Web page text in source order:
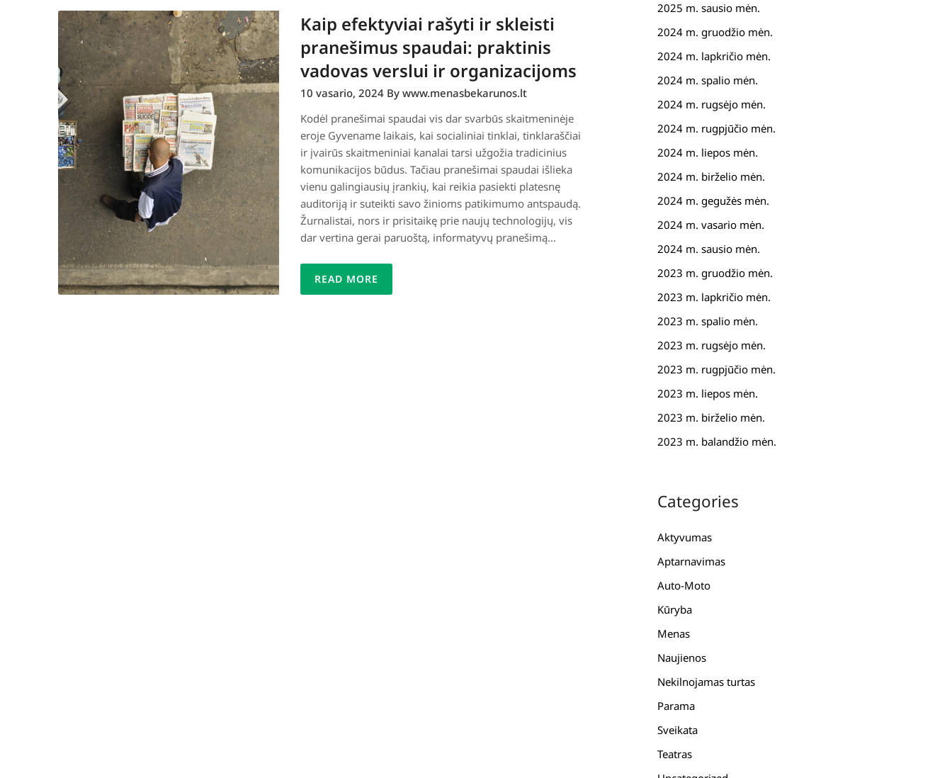
Kaip efektyviai rašyti ir skleisti
pranešimus spaudai: praktinis
vadovas verslui ir organizacijoms
10 vasario, 2024 By www.menasbekarunos.lt
Kodėl pranešimai spaudai vis dar svarbūs skaitmeninėje
eroje Gyvename laikais, kai socialiniai tinklai, tinklaraščiai
ir įvairūs skaitmeniniai kanalai tarsi užgožia tradicinius
komunikacijos būdus. Tačiau pranešimai spaudai išlieka
vienu galingiausių įrankių, kai reikia pasiekti platesnę
auditoriją ir suteikti savo žinioms patikimumo antspaudą.
Žurnalistai, nors ir prisitaikę prie naujų technologijų, vis
dar vertina gerai paruoštą, informatyvų pranešimą…
READ MORE
2025 m. sausio mėn.
2024 m. gruodžio mėn.
2024 m. lapkričio mėn.
2024 m. spalio mėn.
2024 m. rugsėjo mėn.
2024 m. rugpjūčio mėn.
2024 m. liepos mėn.
2024 m. birželio mėn.
2024 m. gegužės mėn.
2024 m. vasario mėn.
2024 m. sausio mėn.
2023 m. gruodžio mėn.
2023 m. lapkričio mėn.
2023 m. spalio mėn.
2023 m. rugsėjo mėn.
2023 m. rugpjūčio mėn.
2023 m. liepos mėn.
2023 m. birželio mėn.
2023 m. balandžio mėn.
Categories
Aktyvumas
Aptarnavimas
Auto-Moto
Kūryba
Menas
Naujienos
Nekilnojamas turtas
Parama
Sveikata
Teatras